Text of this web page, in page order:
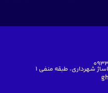
شهرداری، طبقه منفی ۱